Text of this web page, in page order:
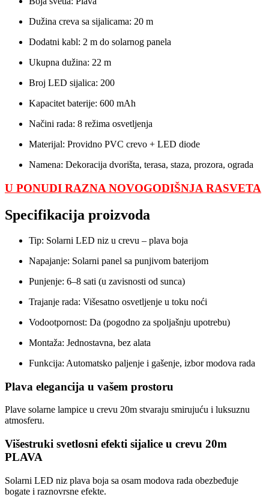
Dužina creva sa sijalicama: 20 m
Dodatni kabl: 2 m do solarnog panela
Ukupna dužina: 22 m
Broj LED sijalica: 200
Kapacitet baterije: 600 mAh
Načini rada: 8 režima osvetljenja
Materijal: Providno PVC crevo + LED diode
Namena: Dekoracija dvorišta, terasa, staza, prozora, ograda
U PONUDI RAZNA NOVOGODIŠNJA RASVETA
Specifikacija proizvoda
Tip: Solarni LED niz u crevu – plava boja
Napajanje: Solarni panel sa punjivom baterijom
Punjenje: 6–8 sati (u zavisnosti od sunca)
Trajanje rada: Višesatno osvetljenje u toku noći
Vodootpornost: Da (pogodno za spoljašnju upotrebu)
Montaža: Jednostavna, bez alata
Funkcija: Automatsko paljenje i gašenje, izbor modova rada
Plava elegancija u vašem prostoru
Plave solarne lampice u crevu 20m stvaraju smirujuću i luksuznu
atmosferu.
Višestruki svetlosni efekti sijalice u crevu 20m
PLAVA
Solarni LED niz plava boja sa osam modova rada obezbeđuje
bogate i raznovrsne efekte.